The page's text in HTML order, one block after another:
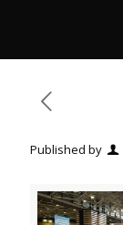
Published by